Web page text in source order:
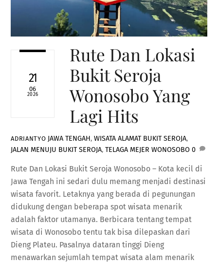
21
06
2026
Rute Dan Lokasi
Bukit Seroja
Wonosobo Yang
Lagi Hits
ADRIANTYO JAWA TENGAH,WISATA ALAMAT BUKIT SEROJA,
JALAN MENUJU BUKIT SEROJA,TELAGA MEJER WONOSOBO 0
Rute Dan Lokasi Bukit Seroja Wonosobo – Kota kecil di
Jawa Tengah ini sedari dulu memang menjadi destinasi
wisata favorit. Letaknya yang berada di pegunungan
didukung dengan beberapa spot wisata menarik
adalah faktor utamanya. Berbicara tentang tempat
wisata di Wonosobo tentu tak bisa dilepaskan dari
Dieng Plateu. Pasalnya dataran tinggi Dieng
menawarkan sejumlah tempat wisata alam menarik